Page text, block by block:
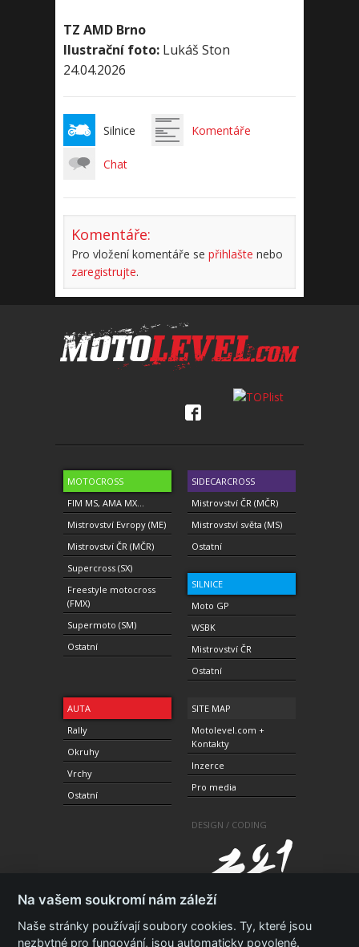
TZ AMD Brno
Ilustrační foto: Lukáš Ston
24.04.2026
Silnice Komentáře
Chat
Komentáře:
Pro vložení komentáře se přihlašte nebo
zaregistrujte.
MOTOCROSS
FIM MS, AMA MX...
Mistrovství Evropy (ME)
Mistrovství ČR (MČR)
Supercross (SX)
Freestyle motocross
(FMX)
Supermoto (SM)
Ostatní
SIDECARCROSS
Mistrovství ČR (MČR)
Mistrovství světa (MS)
Ostatní
SILNICE
Moto GP
WSBK
Mistrovství ČR
Ostatní
AUTA
Rally
Okruhy
Vrchy
Ostatní
SITE MAP
Motolevel.com +
Kontakty
Inzerce
Pro media
DESIGN / CODING
Na vašem soukromí nám záleží
Naše stránky používají soubory cookies. Ty, které jsou
nezbytné pro fungování, jsou automaticky povolené.